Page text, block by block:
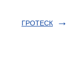
ГРОТЕСК